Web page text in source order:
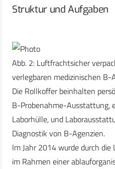
Struktur und Aufgaben
Abb. 2: Luftfrachtsicher
verlegbaren medizinischen B-
Die Rollkoffer beinhalten
B-Probenahme-Ausstattung,
Laborhülle, und
Diagnostik von B-Agenzien.
Im Jahr 2014 wurde durch
im Rahmen einer